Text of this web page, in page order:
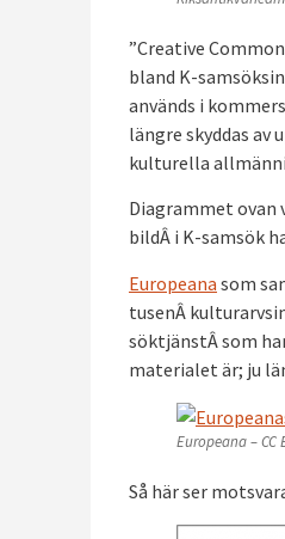
”Creative
bland K-
används i
längre skyddas
kulturella
Diagrammet ovan
bildÂ i K-samsök
Europeana som
tusenÂ
söktjänstÂ som
materialet är; ju
Europeana – CC
Så här ser